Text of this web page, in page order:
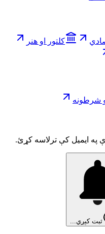
کلتور او هنر
شرطونه
په ایمیل کې ترلاسه کړئ.
ثبت کېږي...